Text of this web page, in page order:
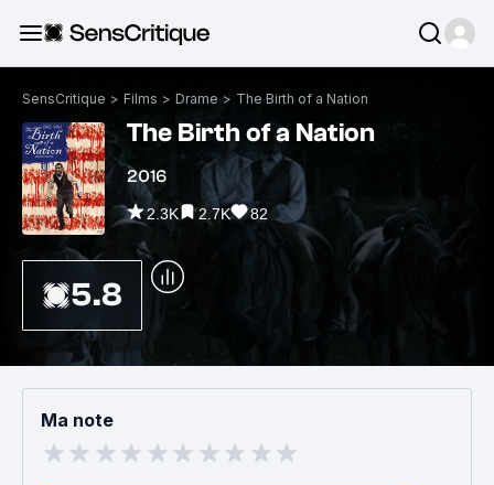
SensCritique > Films > Drame > The Birth of a Nation
The Birth of a Nation
2016
2.3K 2.7K 82
5.8
Ma note